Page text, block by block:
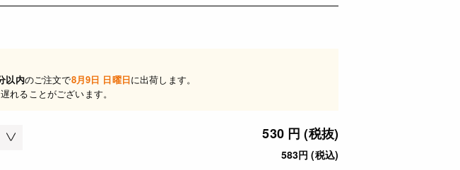
以内のご注文で8月9日 日曜日に出荷します。
れることがございます。
530 円 (税抜)
583円 (税込)